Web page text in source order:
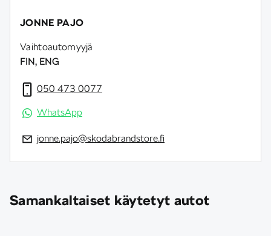
JONNE PAJO
Vaihtoautomyyjä
FIN, ENG
050 473 0077
WhatsApp
jonne.pajo@skodabrandstore.fi
Samankaltaiset käytetyt autot